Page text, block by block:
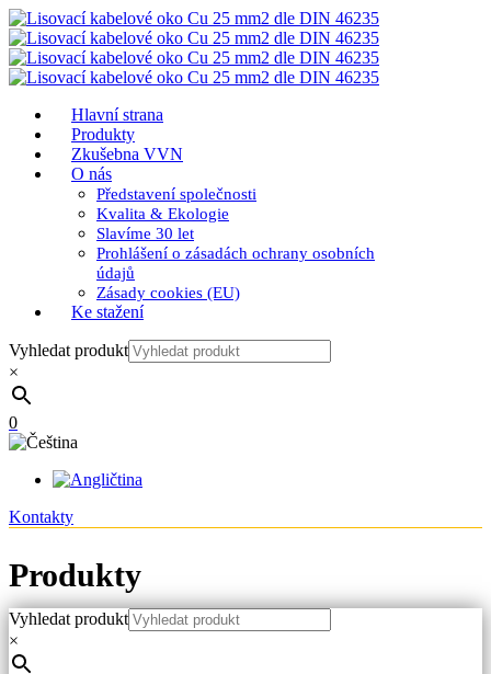
Hlavní strana
Produkty
Zkušebna VVN
O nás
Představení společnosti
Kvalita & Ekologie
Slavíme 30 let
Prohlášení o zásadách ochrany osobních
údajů
Zásady cookies (EU)
Ke stažení
Vyhledat produkt
×
0
Kontakty
Produkty
Hlavní strana
Vyhledat produkt
×